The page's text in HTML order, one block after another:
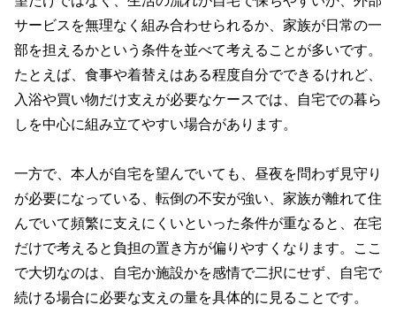
サービスを無理なく組み合わせられるか、家族が日常の一
部を担えるかという条件を並べて考えることが多いです。
たとえば、食事や着替えはある程度自分でできるけれど、
入浴や買い物だけ支えが必要なケースでは、自宅での暮ら
しを中心に組み立てやすい場合があります。
一方で、本人が自宅を望んでいても、昼夜を問わず見守り
が必要になっている、転倒の不安が強い、家族が離れて住
んでいて頻繁に支えにくいといった条件が重なると、在宅
だけで考えると負担の置き方が偏りやすくなります。ここ
で大切なのは、自宅か施設かを感情で二択にせず、自宅で
続ける場合に必要な支えの量を具体的に見ることです。